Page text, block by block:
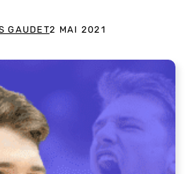
GAUDET2 MAI 2021